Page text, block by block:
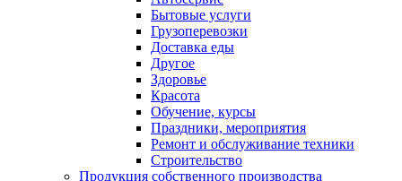
Бытовые услуги
Грузоперевозки
Доставка еды
Другое
Здоровье
Красота
Обучение, курсы
Праздники, мероприятия
Ремонт и обслуживание техники
Строительство
Продукция собственного производства